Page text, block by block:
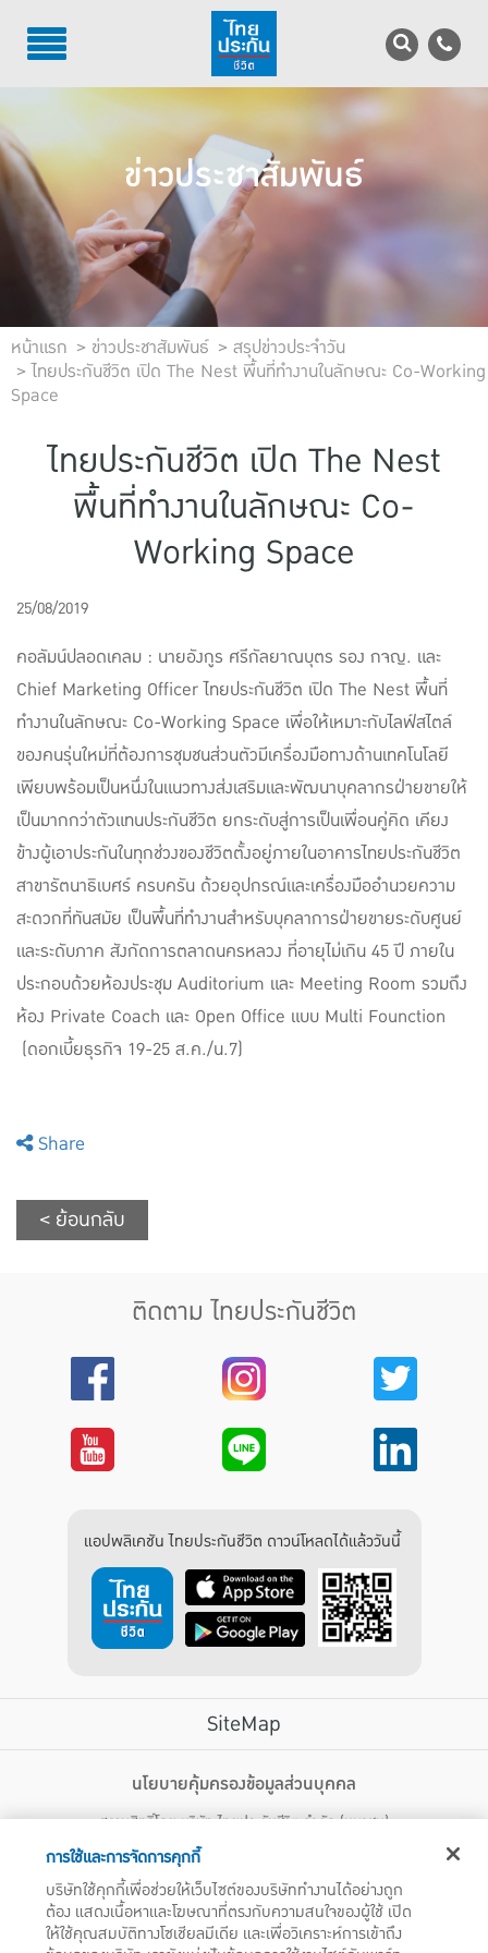
TH EN
บริการลูกค้า
บริการตัวแทน
รู้จักไทยประกันชีวิต
นักลงทุนสัมพันธ์
เพื่อสังคมไทย
ติดต่อไทยประกันชีวิต
บทความ
แบบประกันทั้งหมด
แบบประกันที่เหมาะกับช่วงอายุ
เปรียบเทียบแบบประกัน
เลือกแบบประกันที่เหมาะกับคุณ
TL Learning Center
ข่าวประชาสัมพันธ์
หน้าแรก ข่าวประชาสัมพันธ์
สรุปข่าวประจำวัน
ไทยประกันชีวิต เปิด The Nest พื้นที่ทำงานในลักษณะ Co-Working
Space
ไทยประกันชีวิต เปิด The Nest
พื้นที่ทำงานในลักษณะ Co-
Working Space
25/08/2019
คอลัมน์ปลอดเคลม : นายอังกูร ศรีกัลยาณบุตร รอง กจญ. และ
Chief Marketing Officer ไทยประกันชีวิต เปิด The Nest พื้นที่
ทำงานในลักษณะ Co-Working Space เพื่อให้เหมาะกับไลฟ์สไตล์
ของคนรุ่นใหม่ที่ต้องการชุมชนส่วนตัวมีเครื่องมือทางด้านเทคโนโลยี
เพียบพร้อมเป็นหนึ่งในแนวทางส่งเสริมและพัฒนาบุคลากรฝ่ายขายให้
เป็นมากกว่าตัวแทนประกันชีวิต ยกระดับสู่การเป็นเพื่อนคู่คิด เคียง
ข้างผู้เอาประกันในทุกช่วงของชีวิตตั้งอยู่ภายในอาคารไทยประกันชีวิต
สาขารัตนาธิเบศร์ ครบครัน ด้วยอุปกรณ์และเครื่องมืออำนวยความ
สะดวกที่ทันสมัย เป็นพื้นที่ทำงานสำหรับบุคลาการฝ่ายขายระดับศูนย์
และระดับภาค สังกัดการตลาดนครหลวง ที่อายุไม่เกิน 45 ปี ภายใน
ประกอบด้วยห้องประชุม Auditorium และ Meeting Room รวมถึง
ห้อง Private Coach และ Open Office แบบ Multi Founction
(ดอกเบี้ยธุรกิจ 19-25 ส.ค./น.7)
Share
< ย้อนกลับ
ติดตาม ไทยประกันชีวิต
แอปพลิเคชัน ไทยประกันชีวิต ดาวน์โหลดได้แล้ววันนี้
SiteMap
ไทยประกันชีวิต HEALTH CARE SOLUTIONS
สิทธิพิเศษ
แอปพลิเคชัน ไทยประกันชีวิต
ไทยประกันชีวิตแคร์เซ็นเตอร์
ไทยประกันชีวิตเมดิแคร์
นโยบายคุ้มครองข้อมูลส่วนบุคคล
สงวนสิทธิ์โดย บริษัท ไทยประกันชีวิต จำกัด (มหาชน)
123 ถนน รัชดาภิเษก แขวงดินแดง เขตดินแดง กรุงเทพฯ 10400 โทรศัพท์ 02-
บริษัทฯ ขอแจ้งให้ผู้ใช้บริการทราบว่า บรรดาข้อความ ภาพ เสียง เนื้อหา ชื่อ ชื่อทางการค้า ส่วนประกอบใดๆ
ทั้งหมดของเว็บไซต์ รวมถึงเครื่องหมายการค้า เครื่องหมาย บริการ ลิขสิทธิ์ สิทธิบัตร ความรู้ต่างๆ ที่ปรากฏ
บนเว็บไซต์ของบริษัทฯ นี้ เป็นงานอันได้รับความคุ้มครองตามกฎหมายทรัพย์สินทางปัญญาของไทยโดยชอบ
การใช้และการจัดการคุกกี้
บริษัทใช้คุกกี้เพื่อช่วยให้เว็บไซต์ของบริษัททำงานได้อย่างถูก
ต้อง แสดงเนื้อหาและโฆษณาที่ตรงกับความสนใจของผู้ใช้ เปิด
ให้ใช้คุณสมบัติทางโซเชียลมีเดีย และเพื่อวิเคราะห์การเข้าถึง